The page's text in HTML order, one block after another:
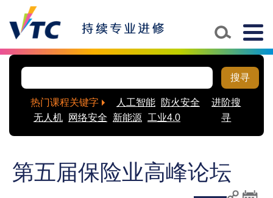
搜寻
热门课程关键字 人工智能
防火安全
无人机
网络安全 新能源 工业4.0
进阶搜
寻
第五届保险业高峰论坛